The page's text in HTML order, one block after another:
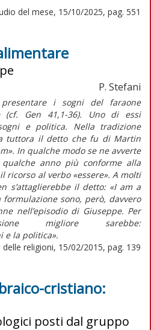
del mese, 15/10/2025, pag. 551
P. Stefani
i sogni del faraone
(cf. Gen 41,1-36). Uno di essi
e politica. Nella tradizione
tuttora il detto che fu di Martin
In qualche modo se ne avverte
qualche anno più conforme alla
ricorso al verbo «essere». A molti
s’attaglierebbe il detto: «I am a
formulazione sono, però, davvero
nell’episodio di Giuseppe. Per
migliore sarebbe:
e la politica».
delle religioni, 15/02/2015, pag. 139
cristiano:
posti dal gruppo